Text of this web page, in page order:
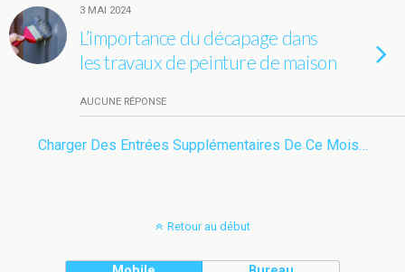
3 MAI 2024
L’importance du décapage dans
les travaux de peinture de maison
AUCUNE RÉPONSE
Charger Des Entrées Supplémentaires De Ce Mois…
Retour au début